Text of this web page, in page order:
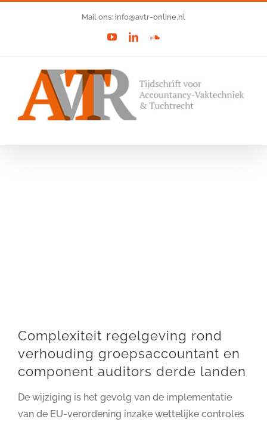
Mail ons: info@avtr-online.nl
YouTubeLinkedInSoundCloud
Complexiteit regelgeving rond
verhouding groepsaccountant en
component auditors derde landen
De wijziging is het gevolg van de implementatie
van de EU-verordening inzake wettelijke controles